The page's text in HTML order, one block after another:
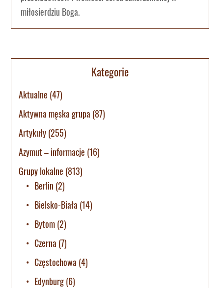
miłosierdziu Boga.
Kategorie
Aktualne (47)
Aktywna męska grupa (87)
Artykuły(255)
Azymut – informacje (16)
Grupy lokalne (813)
Berlin (2)
Bielsko-Biała (14)
Bytom(2)
Czerna (7)
Częstochowa (4)
Edynburg(6)